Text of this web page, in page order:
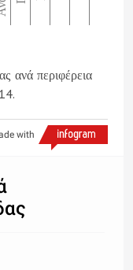
ανά περιφέρεια
with